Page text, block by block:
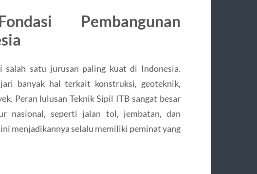
Pembangunan
satu jurusan paling kuat di Indonesia.
banyak hal terkait konstruksi, geoteknik,
Peran lulusan Teknik Sipil ITB sangat besar
nasional, seperti jalan tol, jembatan, dan
menjadikannya selalu memiliki peminat yang